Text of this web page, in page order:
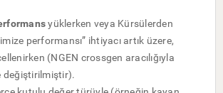
yüklerken veya Kürsülerden
performansı” ihtiyacı artık üzere,
(NGEN crossgen aracılığıyla
değiştirilmiştir).